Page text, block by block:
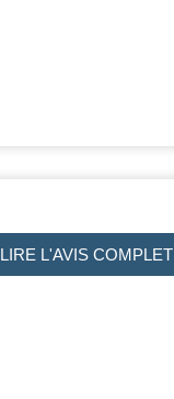
LIRE L'AVIS COMPLET